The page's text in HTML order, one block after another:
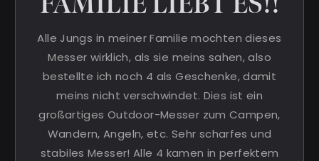
Alle Jungs in meiner Familie mochten dieses
Messer wirklich, als sie meins sahen, also
bestellte ich noch 4 als Geschenke, damit
meins nicht verschwindet. Dies ist ein
großartiges Outdoor-Messer zum Campen,
Wandern, Angeln, etc. Sehr scharfes und
stabiles Messer! Alle 4 kamen in perfektem